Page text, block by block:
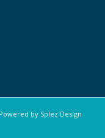
by Splez Design